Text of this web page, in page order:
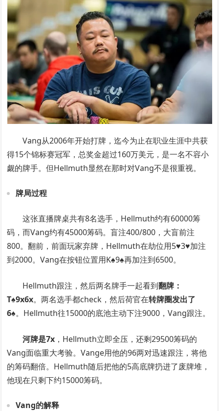
Vang从2006年开始打牌，迄今为止在职业生涯中共获
得15个锦标赛冠军，总奖金超过160万美元，是一名不容小
觑的牌手。但Hellmuth显然在那时对Vang不是很重视。
牌局过程
这张直播牌桌共有8名选手，Hellmuth约有60000筹
码，而Vang约有45000筹码。盲注400/800，大盲前注
800。翻前，前面玩家弃牌，Hellmuth在劫位用5♥3♥加注
到2000。Vang在按钮位置用K♠9♠再加注到6500。
Hellmuth跟注，然后两名牌手一起看到翻牌：
T♠9x6x。两名选手都check，然后荷官在转牌圈发出了
6♠。Hellmuth往15000的底池主动下注9000，Vang跟注。
河牌是7x ，Hellmuth立即全压，还剩29500筹码的
Vang面临重大考验。Vange用他的96两对迅速跟注，将他
的筹码翻倍。Hellmuth随后把他的5高底牌扔进了废牌堆，
他现在只剩下约15000筹码。
Vang的解释